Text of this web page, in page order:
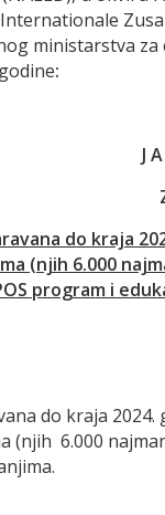
ministarstva
:
J
do kraja
(njih 6.000
program i
do kraja
(njih 6.000